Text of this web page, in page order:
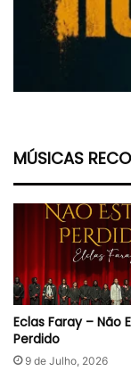
MÚSICAS
Eclas Faray – Não
Perdido
9 de Julho, 2026